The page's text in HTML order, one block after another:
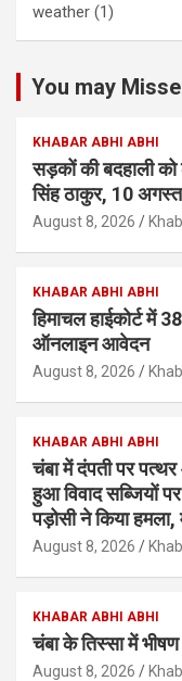
weather (1)
You may
KHABAR ABHI ABHI
सड़कों की बदहाली
सिंह ठाकुर, 10
August 8, 2026
KHABAR ABHI ABHI
हिमाचल हाईकोर्ट में
ऑनलाइन आवेदन
August 8, 2026
KHABAR ABHI ABHI
चंबा में दंपती पर
हुआ विवाद सब्जियों
पड़ोसी ने किया हमला,
August 8, 2026
KHABAR ABHI ABHI
चंबा के तिस्सा में
August 8, 2026